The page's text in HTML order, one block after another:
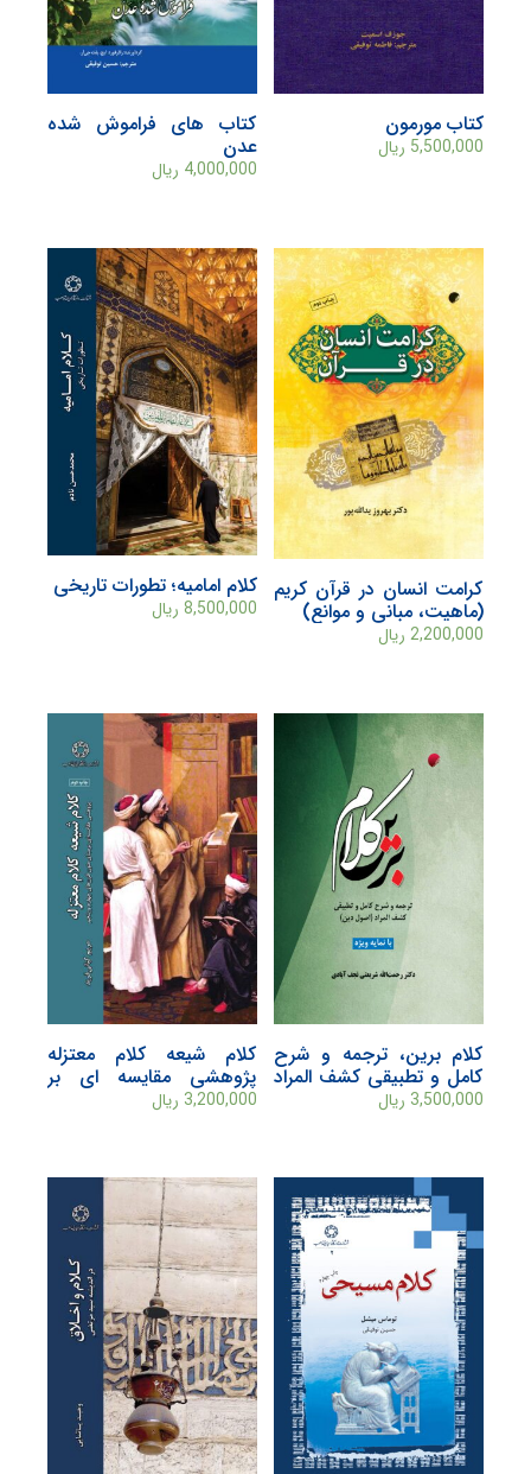
کتاب مورمون
5,500,000 ریال
کتاب های فراموش شده
عدن
4,000,000 ریال
کرامت انسان در قرآن کريم
(ماهيت، مبانی و موانع)
2,200,000 ریال
کلام امامیه؛ تطورات تاریخی
8,500,000 ریال
کلام برین، ترجمه و شرح
کامل و تطبیقی کشف المراد
(اصول دین)
3,500,000 ریال
کلام شیعه کلام معتزله
پژوهشی مقایسه ای بر
مبنای متون قرن چهارم و
3,200,000 ریال